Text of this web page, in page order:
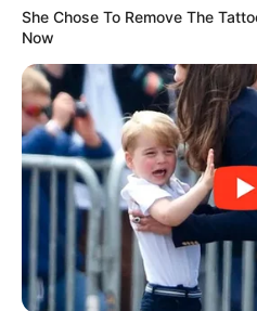
♍ SZŰZ – 2026
belső rend éve
A Dalai Láma jóslata
tökéletesség
rávilágít arra, hogy nem
van, ami tanít.A belső
de most lehetőséged lesz
She Chose To Remove The
Now